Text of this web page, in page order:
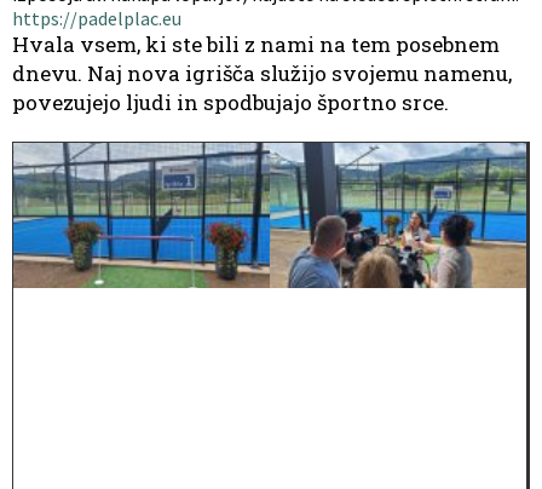
https://padelplac.eu
Hvala vsem, ki ste bili z nami na tem posebnem
dnevu. Naj nova igrišča služijo svojemu namenu,
povezujejo ljudi in spodbujajo športno srce.